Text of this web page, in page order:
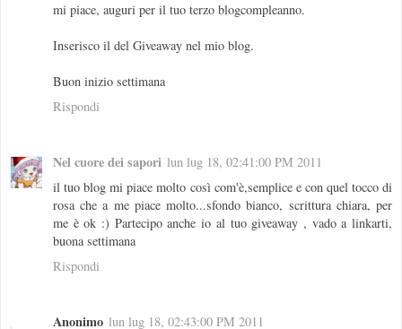
mi piace, auguri per il tuo terzo blogcompleanno.
Inserisco il del Giveaway nel mio blog.
Buon inizio settimana
Rispondi
Nel cuore dei sapori lun lug 18, 02:41:00 PM 2011
il tuo blog mi piace molto così com'è,semplice e con quel tocco di
rosa che a me piace molto...sfondo bianco, scrittura chiara, per
me è ok :) Partecipo anche io al tuo giveaway , vado a linkarti,
buona settimana
Rispondi
Anonimo lun lug 18, 02:43:00 PM 2011